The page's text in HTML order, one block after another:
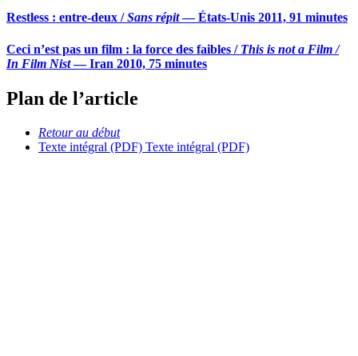
Restless : entre-deux /Sans répit— États-Unis 2011, 91 minutes
Ceci n’est pas un film : la force des faibles / This is not a Film /
In Film Nist— Iran 2010, 75 minutes
Plan de l’article
Retour au début
Texte intégral (PDF) Texte intégral (PDF)